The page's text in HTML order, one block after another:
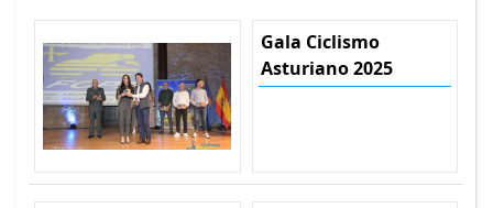
Gala Ciclismo
Asturiano 2025